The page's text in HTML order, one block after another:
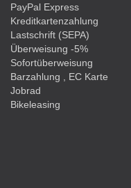
PayPal Express
Kreditkartenzahlung
Lastschrift (SEPA)
Überweisung -5%
Sofortüberweisung
Barzahlung , EC Karte
Jobrad
Bikeleasing